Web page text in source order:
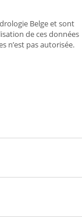
Belge et sont
de ces données
n’est pas autorisée.